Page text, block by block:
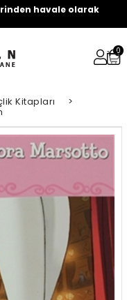
havale olarak
0
Kitapları >